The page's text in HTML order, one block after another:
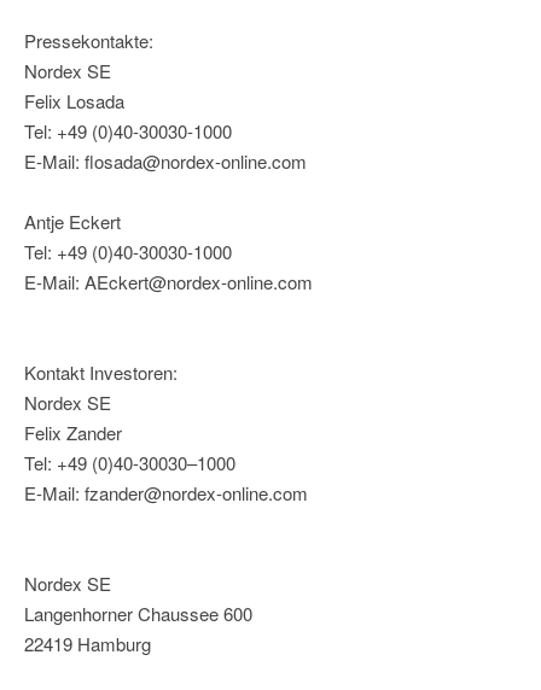
Pressekontakte:
Nordex SE
Felix Losada
Tel: +49 (0)40-30030-1000
E-Mail: flosada@nordex-online.com
Antje Eckert
Tel: +49 (0)40-30030-1000
E-Mail: AEckert@nordex-online.com
Kontakt Investoren:
Nordex SE
Felix Zander
Tel: +49 (0)40-30030–1000
E-Mail: fzander@nordex-online.com
Nordex SE
Langenhorner Chaussee 600
22419 Hamburg